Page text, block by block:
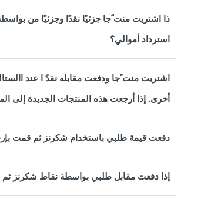
ذا اشتريت منت ًجا جزئيًا نقدًا وجزئيًا من
استرداد أموالي؟
اشتريت منت ًجا ودفعت مقابله نقدً ا عند
أخرى. إذا أرجعت هذه المنتجات الجديدة إلى
دفعت قيمة طلبي باستخدام شكرنز ثم قمت
إذا دفعت مقابل طلبي بواسطة نقاط شكرنز ثم